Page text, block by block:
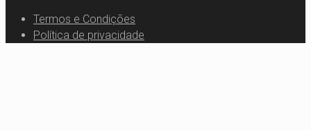
Termos e Condições
Política de privacidade